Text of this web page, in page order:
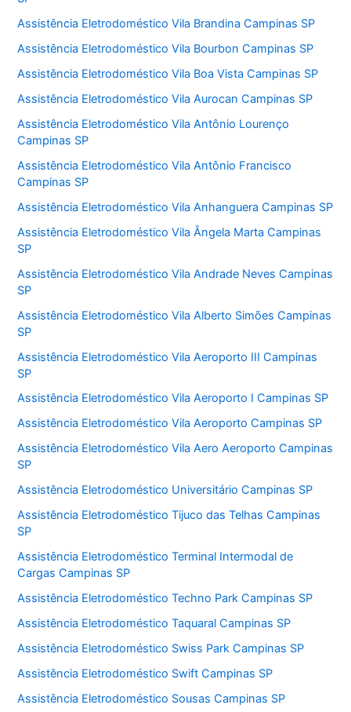
Assistência Eletrodoméstico Vila Brandina Campinas SP
Assistência Eletrodoméstico Vila Bourbon Campinas SP
Assistência Eletrodoméstico Vila Boa Vista Campinas SP
Assistência Eletrodoméstico Vila Aurocan Campinas SP
Assistência Eletrodoméstico Vila Antônio Lourenço
Campinas SP
Assistência Eletrodoméstico Vila Antônio Francisco
Campinas SP
Assistência Eletrodoméstico Vila Anhanguera Campinas SP
Assistência Eletrodoméstico Vila Ângela Marta Campinas
SP
Assistência Eletrodoméstico Vila Andrade Neves Campinas
SP
Assistência Eletrodoméstico Vila Alberto Simões Campinas
SP
Assistência Eletrodoméstico Vila Aeroporto III Campinas
SP
Assistência Eletrodoméstico Vila Aeroporto I Campinas SP
Assistência Eletrodoméstico Vila Aeroporto Campinas SP
Assistência Eletrodoméstico Vila Aero Aeroporto Campinas
SP
Assistência Eletrodoméstico Universitário Campinas SP
Assistência Eletrodoméstico Tijuco das Telhas Campinas
SP
Assistência Eletrodoméstico Terminal Intermodal de
Cargas Campinas SP
Assistência Eletrodoméstico Techno Park Campinas SP
Assistência Eletrodoméstico Taquaral Campinas SP
Assistência Eletrodoméstico Swiss Park Campinas SP
Assistência Eletrodoméstico Swift Campinas SP
Assistência Eletrodoméstico Sousas Campinas SP